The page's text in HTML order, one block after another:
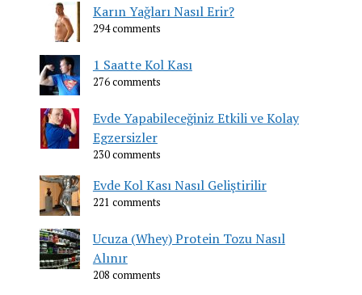
Karın Yağları Nasıl Erir?
294 comments
1 Saatte Kol Kası
276 comments
Evde Yapabileceğiniz Etkili ve Kolay
Egzersizler
230 comments
Evde Kol Kası Nasıl Geliştirilir
221 comments
Ucuza (Whey) Protein Tozu Nasıl
Alınır
208 comments